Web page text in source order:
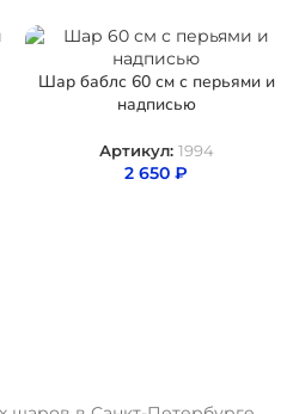
Шар баблс 60 см с перьями и
надписью
Артикул: 1994
2 650 ₽